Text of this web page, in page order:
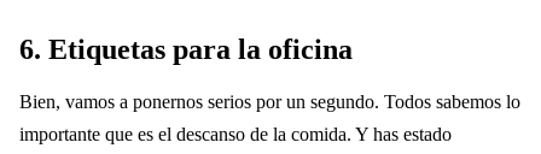
6. Etiquetas para la oficina
Bien, vamos a ponernos serios por un segundo. Todos sabemos lo
importante que es el descanso de la comida. Y has estado